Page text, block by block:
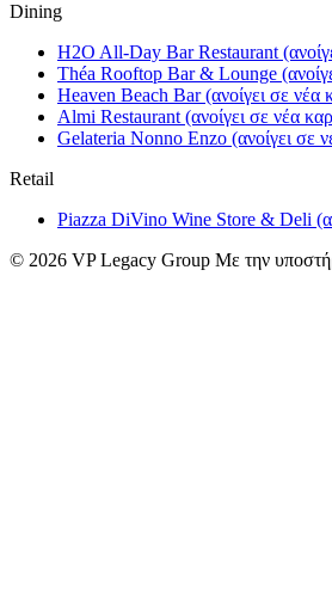
Dining
H2O All-Day Bar Restaurant
Théa Rooftop Bar & Lounge
Heaven Beach Bar(ανοίγει σε νέα
Almi Restaurant (ανοίγει σε νέα
Gelateria Nonno Enzo (ανοίγει σε
Retail
Piazza DiVino Wine Store & Deli
© 2026 VP Legacy Group Με την